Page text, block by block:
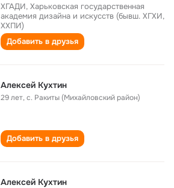
ХГАДИ, Харьковская государственная
академия дизайна и искусств (бывш. ХГХИ,
ХХПИ)
Добавить в друзья
Алексей Кухтин
29 лет,с. Ракиты (Михайловский район)
Добавить в друзья
Алексей Кухтин